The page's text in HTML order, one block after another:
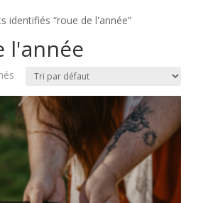
identifiés “roue de l'année”
l'année